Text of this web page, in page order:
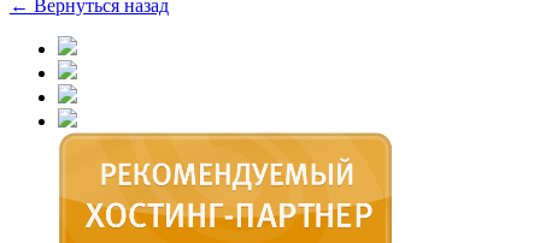
← Вернуться назад